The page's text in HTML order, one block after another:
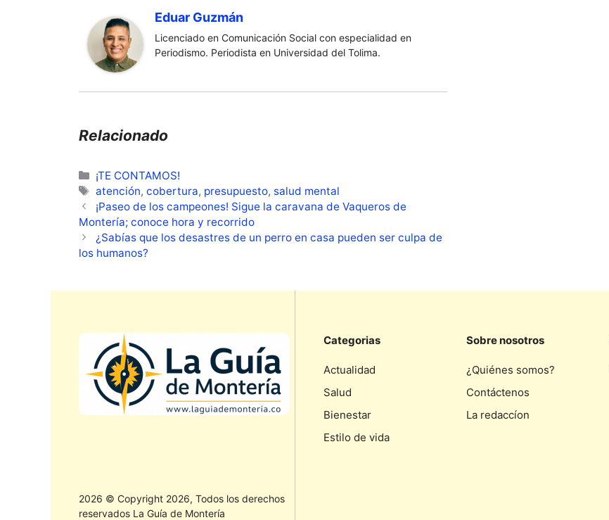
Eduar Guzmán
Licenciado en Comunicación Social con especialidad en
Periodismo. Periodista en Universidad del Tolima.
Relacionado
Categorías
¡TE CONTAMOS!
Etiquetas
atención,cobertura, presupuesto, salud mental
¡Paseo de los campeones! Sigue la caravana de Vaqueros de
Montería; conoce hora y recorrido
¿Sabías que los desastres de un perro en casa pueden ser culpa de
los humanos?
Categorias
Actualidad
Salud
Bienestar
Estilo de vida
Sobre nosotros
¿Quiénes somos?
Contáctenos
La redaccíon
2026 © Copyright 2026, Todos los derechos
reservados La Guía de Montería